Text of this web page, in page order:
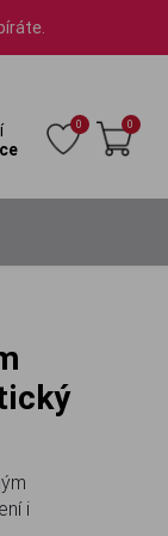
0 0
i